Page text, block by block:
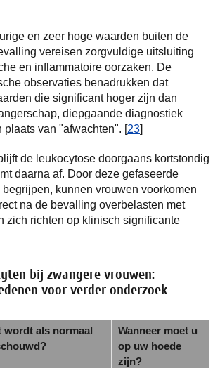
en zeer hoge waarden buiten de
vereisen zorgvuldige uitsluiting
en inflammatoire oorzaken. De
observaties benadrukken dat
die significant hoger zijn dan
diepgaande diagnostiek
plaats van "afwachten". [23]
de leukocytose doorgaans kortstondig
daarna af. Door deze gefaseerde
kunnen vrouwen voorkomen
na de bevalling overbelasten met
zich richten op klinisch significante
bij zwangere vrouwen:
voor verder onderzoek
wordt als normaal
Wanneer moet u
op uw hoede
zijn?